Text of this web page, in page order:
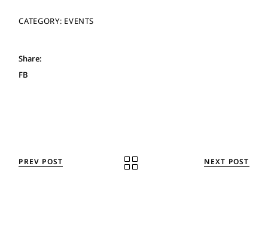
CATEGORY: EVENTS
Share:
FB
PREV POST NEXT POST